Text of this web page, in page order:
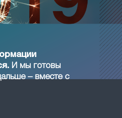
И мы готовы
– вместе с